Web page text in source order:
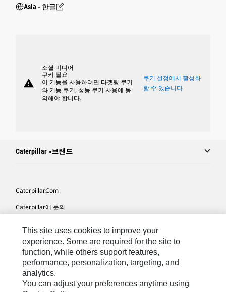
Asia - 한글
warning
소셜 미디어
쿠키 필요
이 기능을 사용하려면 타겟팅 쿠키
와 기능 쿠키, 성능 쿠키 사용에 동
의해야 합니다.
쿠키 설정에서 활성화
할 수 있습니다
Caterpillar »브랜드
Caterpillar.com
Caterpillar에 문의
사이트 맵
Cookie Settings
법적 고지
개인정보취급방침
This site uses cookies to improve your
experience. Some are required for the site to
function, while others support features,
performance, personalization, targeting, and
analytics.
You can adjust your preferences anytime using